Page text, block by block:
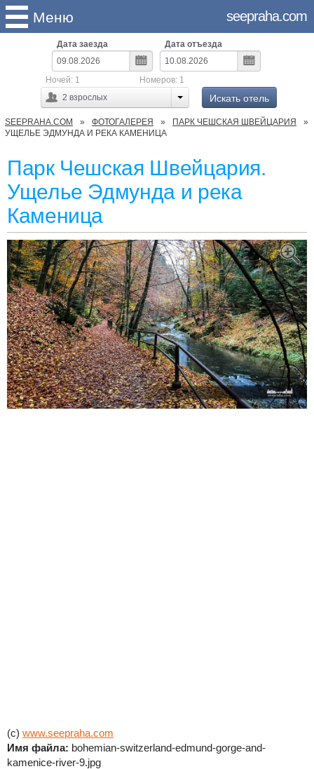
Меню seepraha.com
Дата заезда Дата отъезда
2 взрослых
Ночей: 1 Номеров: 1
Искать отель
SEEPRAHA.COM ФОТОГАЛЕРЕЯ
ПАРК ЧЕШСКАЯ ШВЕЙЦАРИЯ
УЩЕЛЬЕ ЭДМУНДА И РЕКА КАМЕНИЦА
Парк Чешская Швейцария.
Ущелье Эдмунда и река
Каменица
(c) www.seepraha.com
Имя файла: bohemian-switzerland-edmund-gorge-and-
kamenice-river-9.jpg